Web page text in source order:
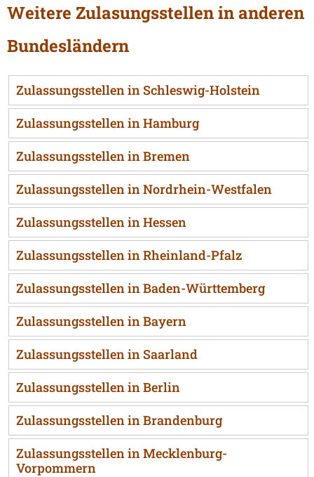
Weitere Zulasungsstellen in anderen
Bundesländern
Zulassungsstellen in Schleswig-Holstein
Zulassungsstellen in Hamburg
Zulassungsstellen in Bremen
Zulassungsstellen in Nordrhein-Westfalen
Zulassungsstellen in Hessen
Zulassungsstellen in Rheinland-Pfalz
Zulassungsstellen in Baden-Württemberg
Zulassungsstellen in Bayern
Zulassungsstellen in Saarland
Zulassungsstellen in Berlin
Zulassungsstellen in Brandenburg
Zulassungsstellen in Mecklenburg-
Vorpommern